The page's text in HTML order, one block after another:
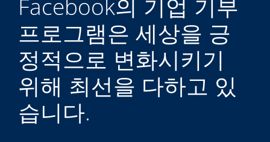
My Alliance
프로그램은 세상을 긍
정적으로 변화시키기
위해 최선을 다하고 있
습니다.